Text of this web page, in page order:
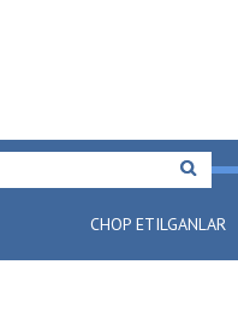
CHOP ETILGANLAR